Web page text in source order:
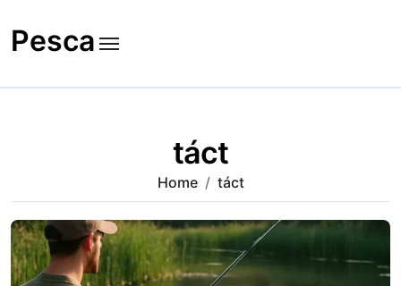
to
content
Pesca
táct
Home táct